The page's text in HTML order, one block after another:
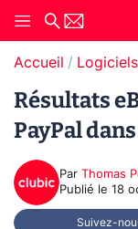
Accueil
Résultats
PayPal
Par Thomas
Publié le 18
Suivez-